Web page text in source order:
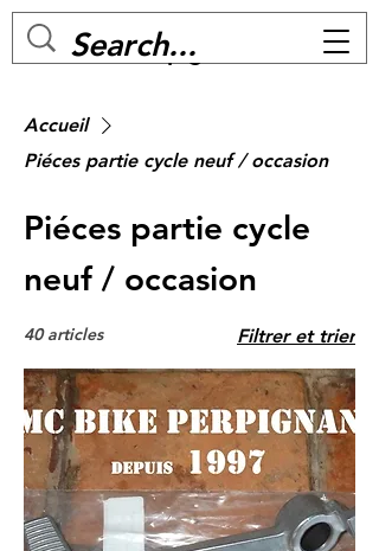
MC BIKE Perpignan
Accueil
Piéces partie cycle neuf / occasion
Piéces partie cycle
neuf / occasion
40 articles Filtrer et trier